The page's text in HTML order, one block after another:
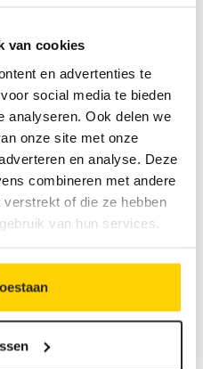
van cookies
en advertenties te
social media te bieden
analyseren. Ook delen we
onze site met onze
en analyse. Deze
combineren met andere
of die ze hebben
van hun services.
dues à
septique constitue
d'odeurs
par plusieurs raisons
installé ? Dans ce cas
de nuisances olfactives.